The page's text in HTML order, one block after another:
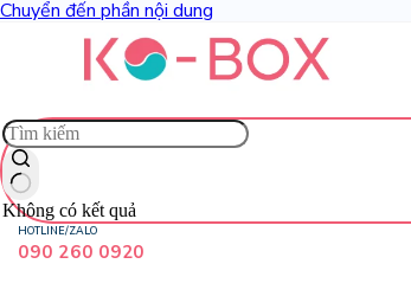
Chuyển đến phần nội dung
Không có kết quả
HOTLINE/ZALO
090 260 0920